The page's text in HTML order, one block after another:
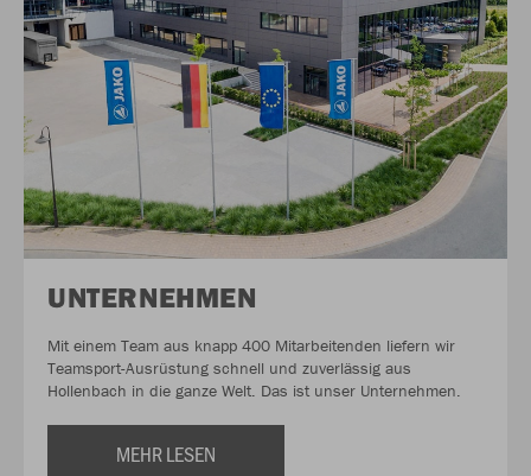
UNTERNEHMEN
Mit einem Team aus knapp 400 Mitarbeitenden liefern wir
Teamsport-Ausrüstung schnell und zuverlässig aus
Hollenbach in die ganze Welt. Das ist unser Unternehmen.
MEHR LESEN